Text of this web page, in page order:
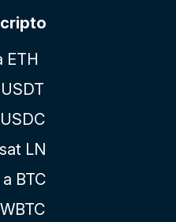
ETH
LN
BTC